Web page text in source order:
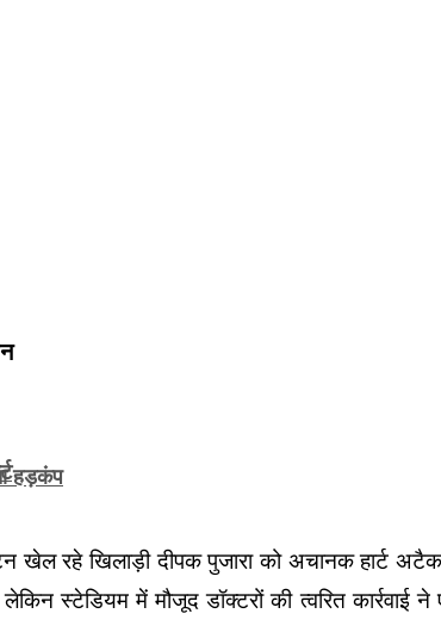
हड़कंप
रहे खिलाड़ी दीपक पुजारा को अचानक हार्ट
स्टेडियम में मौजूद डॉक्टरों की त्वरित कार्रवाई ने